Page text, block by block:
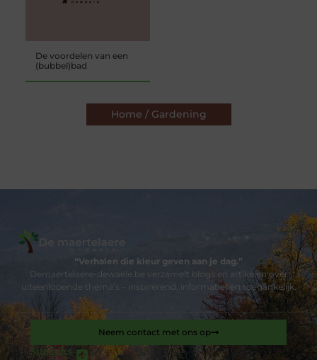
De voordelen van een
(bubbel)bad
Home / Gardening
“Verhalen die kleur geven aan je dag.”
Demaertelaere-dewaele.be verzamelt blogs en artikelen over
uiteenlopende thema’s – inspirerend, informatief en toegankelijk.
Sitelinks
Neem contact met ons op